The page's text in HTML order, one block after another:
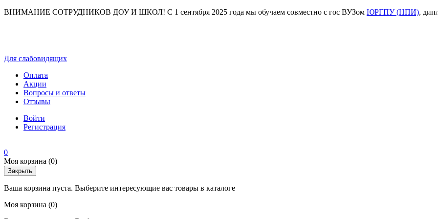
ВНИМАНИЕ СОТРУДНИКОВ ДОУ И ШКОЛ! С 1 сентября 2025 года мы обучаем совместно с гос ВУЗом ЮРГПУ (НПИ),
Для слабовидящих
Оплата
Акции
Вопросы и ответы
Отзывы
Войти
Регистрация
0
Моя корзина (0)
Закрыть
Ваша корзина пуста. Выберите интересующие вас товары в каталоге
Моя корзина (0)